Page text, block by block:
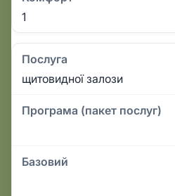
1
Послуга
щитовидної залози
Програма (пакет послуг)
Базовий